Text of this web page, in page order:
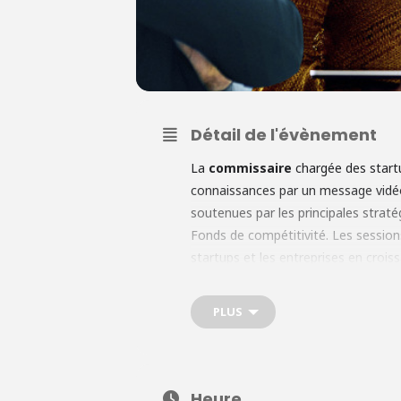
Détail de l'évènement
La commissaire chargée des
connaissances par un message
soutenues par les principales
Fonds de compétitivité. Les
startups et les entreprises en
et de l'innovation de se
et de discuter des défis, des
PLUS